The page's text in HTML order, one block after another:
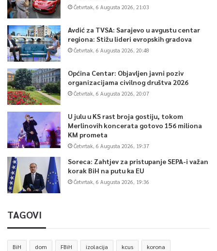
Četvrtak, 6 Augusta 2026, 21:03
Avdić za TVSA: Sarajevo u avgustu centar
regiona: Stižu lideri evropskih gradova
Četvrtak, 6 Augusta 2026, 20:48
Općina Centar: Objavljen javni poziv
organizacijama civilnog društva 2026
Četvrtak, 6 Augusta 2026, 20:07
U julu u KS rast broja gostiju, tokom
Merlinovih koncerata gotovo 156 miliona
KM prometa
Četvrtak, 6 Augusta 2026, 19:37
Soreca: Zahtjev za pristupanje SEPA-i važan
korak BiH na putu ka EU
Četvrtak, 6 Augusta 2026, 19:36
TAGOVI
BiH dom FBiH izolacija kcus korona